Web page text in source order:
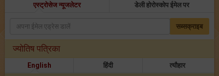
एस्ट्रोसेज न्यूजलेटर डेली होरोस्कोप ईमेल पर
सब्सक्राइब
ज्योतिष पत्रिका
English हिंदी त्यौहार